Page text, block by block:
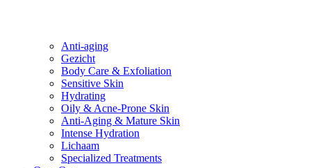
Anti-aging
Gezicht
Body Care & Exfoliation
Sensitive Skin
Hydrating
Oily & Acne-Prone Skin
Anti-Aging & Mature Skin
Intense Hydration
Lichaam
Specialized Treatments